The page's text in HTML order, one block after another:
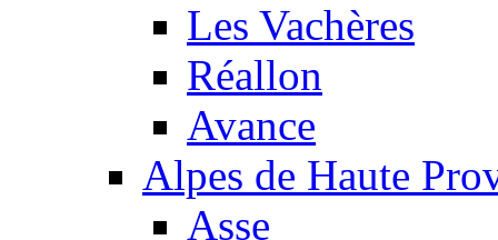
Les Vachères
Réallon
Avance
Alpes de Haute
Asse